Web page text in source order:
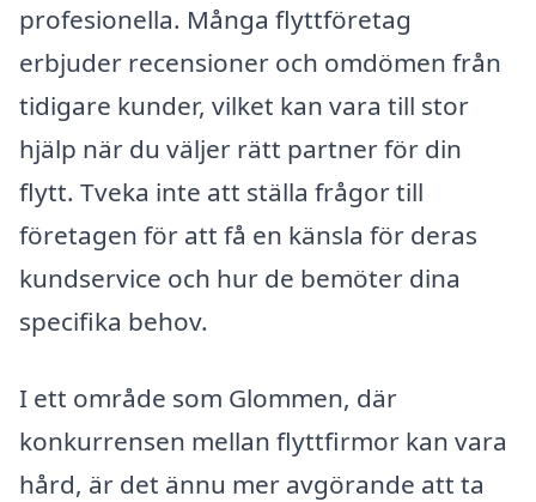
profesionella. Många flyttföretag
erbjuder recensioner och omdömen från
tidigare kunder, vilket kan vara till stor
hjälp när du väljer rätt partner för din
flytt. Tveka inte att ställa frågor till
företagen för att få en känsla för deras
kundservice och hur de bemöter dina
specifika behov.
I ett område som Glommen, där
konkurrensen mellan flyttfirmor kan vara
hård, är det ännu mer avgörande att ta